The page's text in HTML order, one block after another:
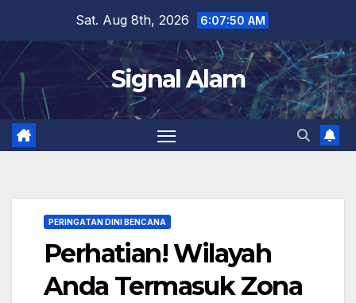
content
Sat. Aug 8th, 2026 6:07:51 AM
Signal Alam
PERINGATAN DINI BENCANA
Perhatian! Wilayah
Anda Termasuk Zona